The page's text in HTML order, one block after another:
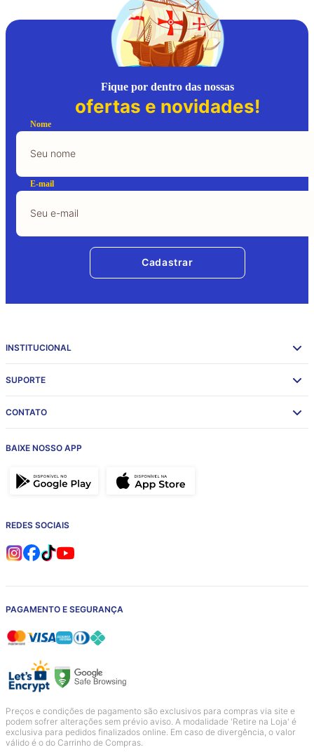
Fique por dentro das nossas
ofertas e novidades!
Nome
E-mail
Cadastrar
INSTITUCIONAL
SUPORTE
CONTATO
BAIXE NOSSO APP
REDES SOCIAIS
PAGAMENTO E SEGURANÇA
Preços e condições de pagamento são exclusivos para compras via site e
podem sofrer alterações sem prévio aviso. A modalidade 'Retire na Loja' é
exclusiva para pedidos finalizados online. Em caso de divergência, o valor
válido é o do Carrinho de Compras.